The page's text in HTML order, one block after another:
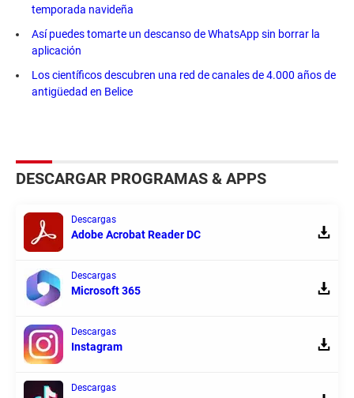
temporada navideña
Así puedes tomarte un descanso de WhatsApp sin borrar la
aplicación
Los científicos descubren una red de canales de 4.000 años de
antigüedad en Belice
DESCARGAR PROGRAMAS & APPS
Descargas
Adobe Acrobat Reader DC
Descargas
Microsoft 365
Descargas
Instagram
Descargas